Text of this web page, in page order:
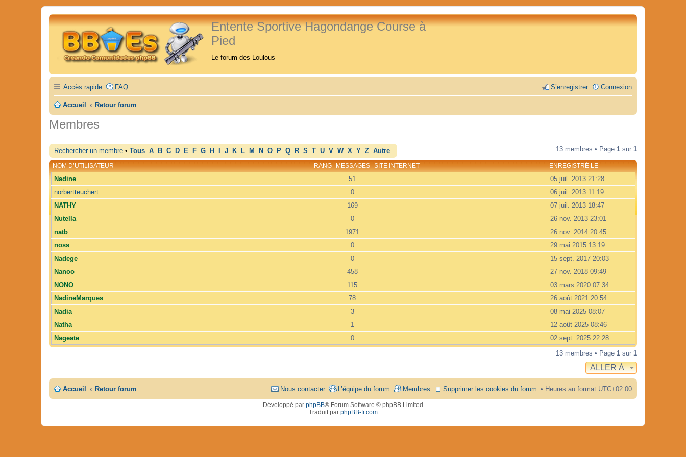
Entente Sportive Hagondange Course à
Pied
Le forum des Loulous
Accès rapide FAQ Connexion
S’enregistrer
Accueil Retour forum
Membres
Rechercher un membre • Tous A B C D E F G H J K L M N O P Q R S T U V W X Y Z Autre 13 membres • Page 1 sur 1
RANG
NOM D’UTILISATEUR MESSAGES SITE INTERNET ENREGISTRÉ LE
Nadine 51
05 juil. 2013 21:28
norbertteuchert
0
06 juil. 2013 11:19
NATHY
169
07 juil. 2013 18:47
Nutella
0
26 nov. 2013 23:01
natb
1971
26 nov. 2014 20:45
noss
0
29 mai 2015 13:19
Nadege
0
15 sept. 2017 20:03
Nanoo
458
27 nov. 2018 09:49
NONO
115
03 mars 2020 07:34
NadineMarques
78
26 août 2021 20:54
Nadia
3
08 mai 2025 08:07
Natha
1
12 août 2025 08:46
Nageate
0
02 sept. 2025 22:28
13 membres • Page 1 sur 1
ALLER À
Accueil Retour forum Heures au format UTC+02:00
Supprimer les cookies du forum
Membres
L’équipe du forum
Nous contacter
Développé par phpBB® Forum Software © phpBB Limited
Traduit par phpBB-fr.com